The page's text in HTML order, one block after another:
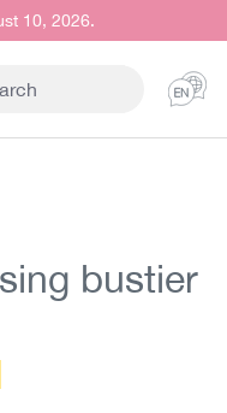
10, 2026.
bustier